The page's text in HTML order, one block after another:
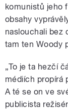
komunistů jeho
obsahy
naslouchali bez
tam ten Woody
„To je ta hezčí
médiích propírá
A té se on ve
publicista